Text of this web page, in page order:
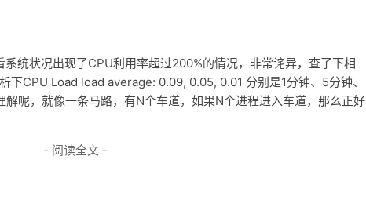
统状况出现了CPU利用率超过200%的情况，非常诧异，查了下相
下CPU Load load average: 0.09, 0.05, 0.01 分别是1分钟、5分钟、
呢，就像一条马路，有N个车道，如果N个进程进入车道，那么正好
- 阅读全文 -